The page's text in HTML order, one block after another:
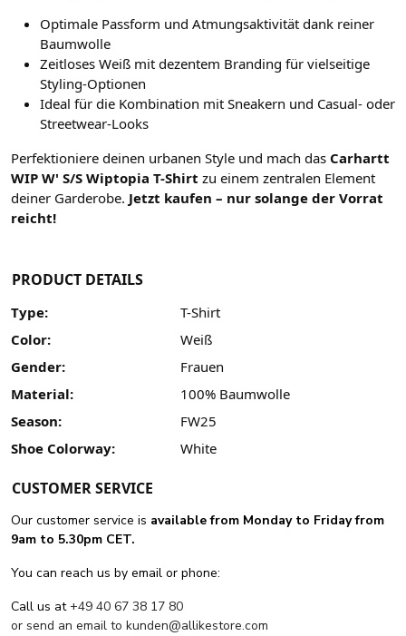
Optimale Passform und Atmungsaktivität dank reiner
Baumwolle
Zeitloses Weiß mit dezentem Branding für vielseitige
Styling-Optionen
Ideal für die Kombination mit Sneakern und Casual- oder
Streetwear-Looks
Perfektioniere deinen urbanen Style und mach das Carhartt
WIP W' S/S Wiptopia T-Shirt zu einem zentralen Element
deiner Garderobe. Jetzt kaufen – nur solange der Vorrat
reicht!
PRODUCT DETAILS
Type:
T-Shirt
Color:
Weiß
Gender:
Frauen
Material:
100% Baumwolle
Season:
FW25
Shoe Colorway:
White
CUSTOMER SERVICE
Our customer service is available from Monday to Friday from
9am to 5.30pm CET.
You can reach us by email or phone:
Call us at+49 40 67 38 17 80
or send an email to kunden@allikestore.com